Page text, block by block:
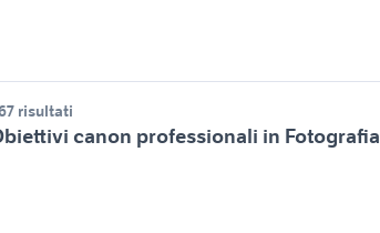
risultati
canon professionali in Fotografia